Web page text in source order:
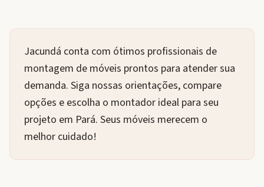
Jacundá conta com ótimos profissionais de
montagem de móveis prontos para atender sua
demanda. Siga nossas orientações, compare
opções e escolha o montador ideal para seu
projeto em Pará. Seus móveis merecem o
melhor cuidado!